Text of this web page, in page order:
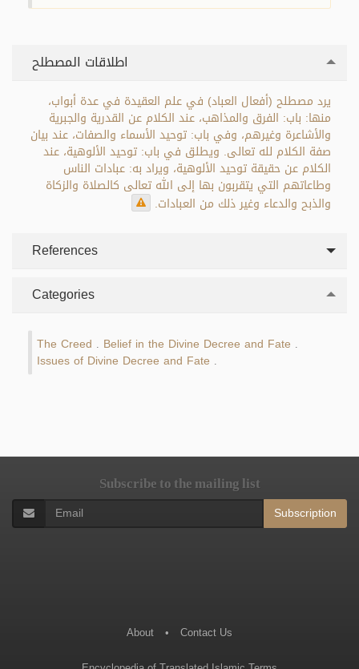
اطلاقات المصطلح
يرد مصطلح (أفعال العباد) في علم العقيدة في عدة أبواب،
منها: باب: الفرق والمذاهب، عند الكلام عن القدرية والجبرية
والأشاعرة وغيرهم، وفي باب: توحيد الأسماء والصفات، عند بيان
صفة الكلام لله تعالى. ويطلق في باب: توحيد الألوهية، عند
الكلام عن حقيقة توحيد الألوهية، ويراد به: عبادات الناس
وطاعاتهم التي يتقربون بها إلى الله تعالى كالصلاة والزكاة
والذبح والدعاء وغير ذلك من العبادات.
References
Categories
The Creed Belief in the Divine Decree and Fate
Issues of Divine Decree and Fate
Subscribe to the mailing list
Subscription
About • Contact Us